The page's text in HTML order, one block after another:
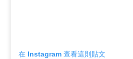
在 Instagram 查看這則貼文